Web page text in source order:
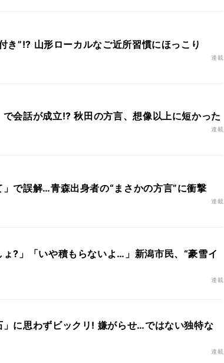
き”!? 山形ローカルなご近所習慣にほっこり
連載
で会話が成立!? 秋田の方言、想像以上に短かった
連載
」で誤解…青森出身者の“まさかの方言”に衝撃
連載
ょ?」「いや積もらないよ…」新潟市民、“豪雪イ
連載
」に思わずビックリ! 嫌がらせ…ではない独特な
連載